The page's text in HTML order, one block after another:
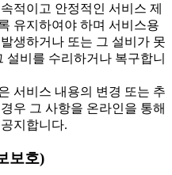
적이고 안정적인 서비스 제
유지하여야 하며 서비스용
생하거나 또는 그 설비가 못
설비를 수리하거나 복구합니
서비스 내용의 변경 또는 추
우 그 사항을 온라인을 통해
지합니다.
보호)